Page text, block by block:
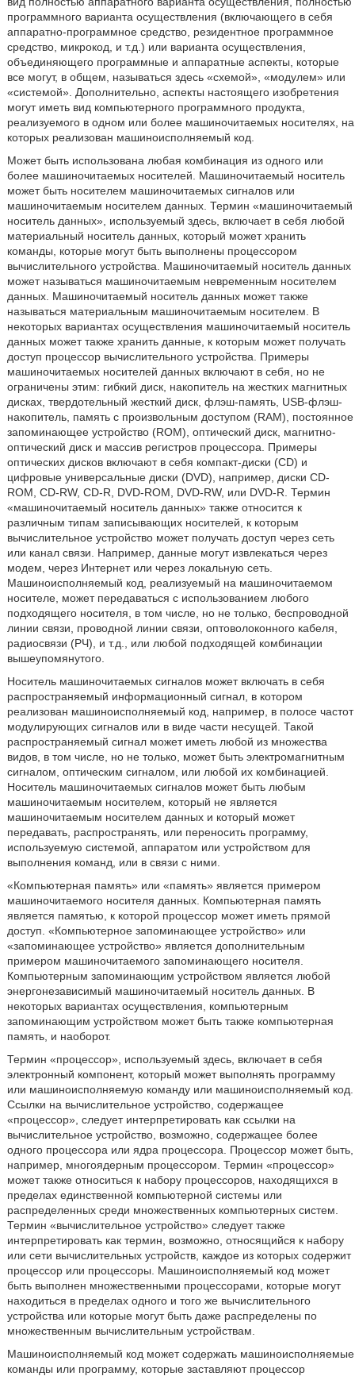
программного варианта осуществления (включающего в себя
аппаратно-программное средство, резидентное программное
средство, микрокод, и т.д.) или варианта осуществления,
объединяющего программные и аппаратные аспекты, которые
все могут, в общем, называться здесь «схемой», «модулем» или
«системой». Дополнительно, аспекты настоящего изобретения
могут иметь вид компьютерного программного продукта,
реализуемого в одном или более машиночитаемых носителях, на
которых реализован машиноисполняемый код.
Может быть использована любая комбинация из одного или
более машиночитаемых носителей. Машиночитаемый носитель
может быть носителем машиночитаемых сигналов или
машиночитаемым носителем данных. Термин «машиночитаемый
носитель данных», используемый здесь, включает в себя любой
материальный носитель данных, который может хранить
команды, которые могут быть выполнены процессором
вычислительного устройства. Машиночитаемый носитель данных
может называться машиночитаемым невременным носителем
данных. Машиночитаемый носитель данных может также
называться материальным машиночитаемым носителем. В
некоторых вариантах осуществления машиночитаемый носитель
данных может также хранить данные, к которым может получать
доступ процессор вычислительного устройства. Примеры
машиночитаемых носителей данных включают в себя, но не
ограничены этим: гибкий диск, накопитель на жестких магнитных
дисках, твердотельный жесткий диск, флэш-память, USB-флэш-
накопитель, память с произвольным доступом (RAM), постоянное
запоминающее устройство (ROM), оптический диск, магнитно-
оптический диск и массив регистров процессора. Примеры
оптических дисков включают в себя компакт-диски (CD) и
цифровые универсальные диски (DVD), например, диски CD-
ROM, CD-RW, CD-R, DVD-ROM, DVD-RW, или DVD-R. Термин
«машиночитаемый носитель данных» также относится к
различным типам записывающих носителей, к которым
вычислительное устройство может получать доступ через сеть
или канал связи. Например, данные могут извлекаться через
модем, через Интернет или через локальную сеть.
Машиноисполняемый код, реализуемый на машиночитаемом
носителе, может передаваться с использованием любого
подходящего носителя, в том числе, но не только, беспроводной
линии связи, проводной линии связи, оптоволоконного кабеля,
радиосвязи (РЧ), и т.д., или любой подходящей комбинации
вышеупомянутого.
Носитель машиночитаемых сигналов может включать в себя
распространяемый информационный сигнал, в котором
реализован машиноисполняемый код, например, в полосе частот
модулирующих сигналов или в виде части несущей. Такой
распространяемый сигнал может иметь любой из множества
видов, в том числе, но не только, может быть электромагнитным
сигналом, оптическим сигналом, или любой их комбинацией.
Носитель машиночитаемых сигналов может быть любым
машиночитаемым носителем, который не является
машиночитаемым носителем данных и который может
передавать, распространять, или переносить программу,
используемую системой, аппаратом или устройством для
выполнения команд, или в связи с ними.
«Компьютерная память» или «память» является примером
машиночитаемого носителя данных. Компьютерная память
является памятью, к которой процессор может иметь прямой
доступ. «Компьютерное запоминающее устройство» или
«запоминающее устройство» является дополнительным
примером машиночитаемого запоминающего носителя.
Компьютерным запоминающим устройством является любой
энергонезависимый машиночитаемый носитель данных. В
некоторых вариантах осуществления, компьютерным
запоминающим устройством может быть также компьютерная
память, и наоборот.
Термин «процессор», используемый здесь, включает в себя
электронный компонент, который может выполнять программу
или машиноисполняемую команду или машиноисполняемый код.
Ссылки на вычислительное устройство, содержащее
«процессор», следует интерпретировать как ссылки на
вычислительное устройство, возможно, содержащее более
одного процессора или ядра процессора. Процессор может быть,
например, многоядерным процессором. Термин «процессор»
может также относиться к набору процессоров, находящихся в
пределах единственной компьютерной системы или
распределенных среди множественных компьютерных систем.
Термин «вычислительное устройство» следует также
интерпретировать как термин, возможно, относящийся к набору
или сети вычислительных устройств, каждое из которых содержит
процессор или процессоры. Машиноисполняемый код может
быть выполнен множественными процессорами, которые могут
находиться в пределах одного и того же вычислительного
устройства или которые могут быть даже распределены по
множественным вычислительным устройствам.
Машиноисполняемый код может содержать машиноисполняемые
команды или программу, которые заставляют процессор